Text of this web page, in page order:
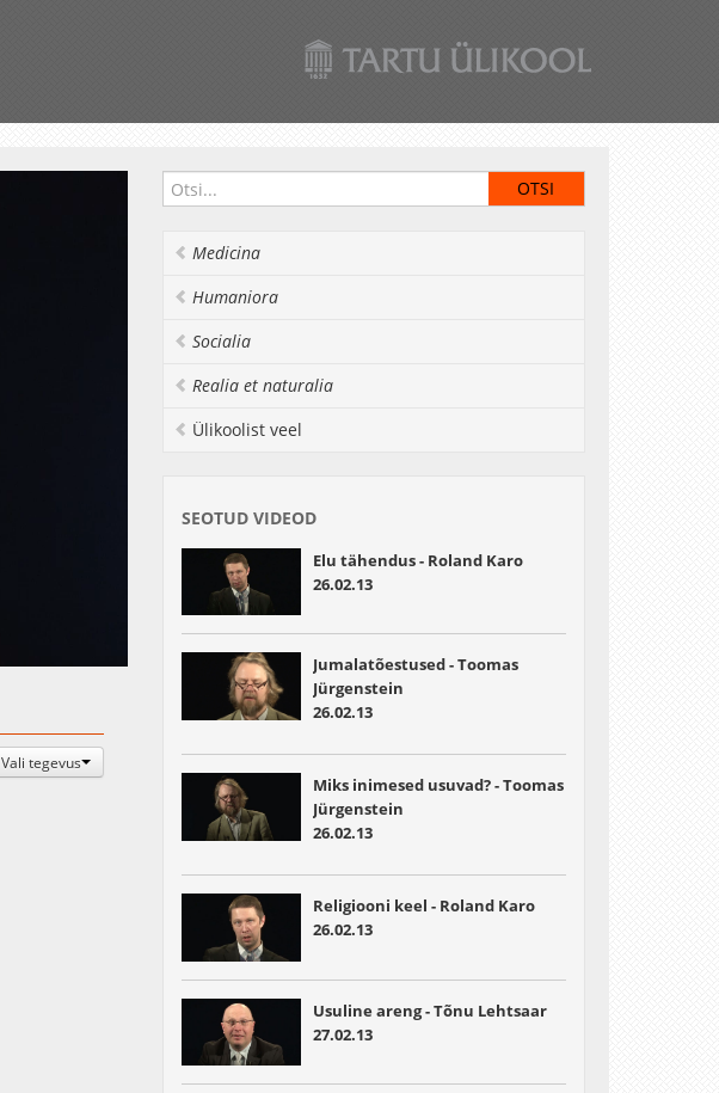
Vali tegevus
Medicina
Humaniora
Socialia
Realia et naturalia
Ülikoolist veel
SEOTUD VIDEOD
Elu tähendus - Roland Karo
26.02.13
Jumalatõestused - Toomas
Jürgenstein
26.02.13
Miks inimesed usuvad? - Toomas
Jürgenstein
26.02.13
Religiooni keel - Roland Karo
26.02.13
Usuline areng - Tõnu Lehtsaar
27.02.13